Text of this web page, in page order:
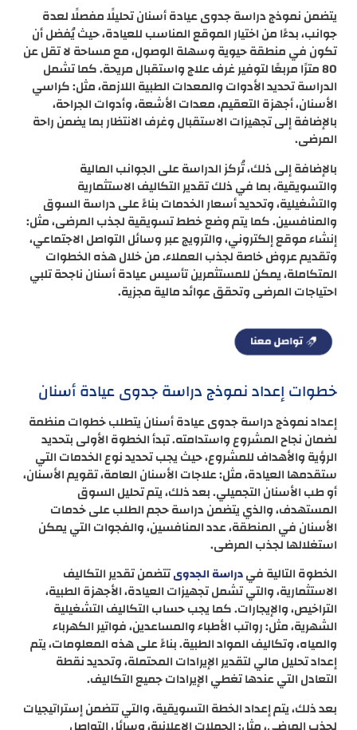
يتضمن نموذج دراسة جدوى عيادة أسنان تحليلًا مفصلًا لعدة
جوانب، بدءًا من اختيار الموقع المناسب للعيادة، حيث يُفضل أن
تكون في منطقة حيوية وسهلة الوصول، مع مساحة لا تقل عن
80 مترًا مربعًا لتوفير غرف علاج واستقبال مريحة. كما تشمل
الدراسة تحديد الأدوات والمعدات الطبية اللازمة، مثل: كراسي
الأسنان، أجهزة التعقيم، معدات الأشعة، وأدوات الجراحة،
بالإضافة إلى تجهيزات الاستقبال وغرف الانتظار بما يضمن راحة
المرضى.
بالإضافة إلى ذلك، تُركز الدراسة على الجوانب المالية
والتسويقية، بما في ذلك تقدير التكاليف الاستثمارية
والتشغيلية، وتحديد أسعار الخدمات بناءً على دراسة السوق
والمنافسين. كما يتم وضع خطط تسويقية لجذب المرضى، مثل:
إنشاء موقع إلكتروني، والترويج عبر وسائل التواصل الاجتماعي،
وتقديم عروض خاصة لجذب العملاء. من خلال هذه الخطوات
المتكاملة، يمكن للمستثمرين تأسيس عيادة أسنان ناجحة تلبي
احتياجات المرضى وتحقق عوائد مالية مجزية.
خطوات إعداد نموذج دراسة جدوى عيادة أسنان
إعداد نموذج دراسة جدوى عيادة أسنان يتطلب خطوات منظمة
لضمان نجاح المشروع واستدامته. تبدأ الخطوة الأولى بتحديد
الرؤية والأهداف للمشروع، حيث يجب تحديد نوع الخدمات التي
ستقدمها العيادة، مثل: علاجات الأسنان العامة، تقويم الأسنان،
أو طب الأسنان التجميلي. بعد ذلك، يتم تحليل السوق
المستهدف، والذي يتضمن دراسة حجم الطلب على خدمات
الأسنان في المنطقة، عدد المنافسين، والفجوات التي يمكن
استغلالها لجذب المرضى.
الخطوة التالية فيدراسة الجدوىتتضمن تقدير التكاليف
الاستثمارية، والتي تشمل تجهيزات العيادة، الأجهزة الطبية،
التراخيص، والإيجارات. كما يجب حساب التكاليف التشغيلية
الشهرية، مثل: رواتب الأطباء والمساعدين، فواتير الكهرباء
والمياه، وتكاليف المواد الطبية. بناءً على هذه المعلومات، يتم
إعداد تحليل مالي لتقدير الإيرادات المحتملة، وتحديد نقطة
التعادل التي عندها تغطي الإيرادات جميع التكاليف.
بعد ذلك، يتم إعداد الخطة التسويقية، والتي تتضمن إستراتيجيات